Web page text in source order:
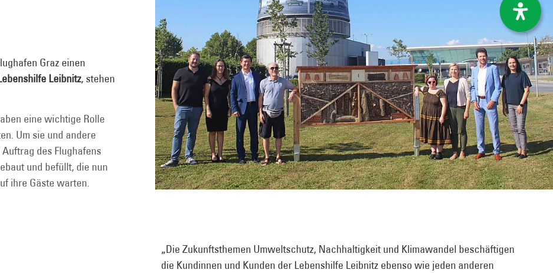
Graz einen
Leibnitz, stehen
eine wichtige Rolle
Um sie und andere
des Flughafens
und befüllt, die nun
ihre Gäste warten.
„Die Zukunftsthemen Umweltschutz, Nachhaltigkeit und Klimawandel beschäftigen
die Kundinnen und Kunden der Lebenshilfe Leibnitz ebenso wie jeden anderen